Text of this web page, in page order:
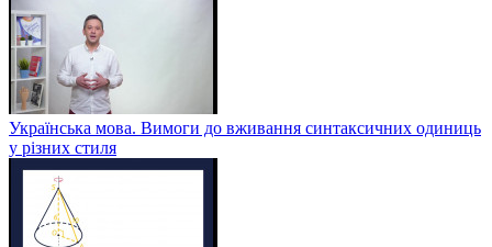
Українська мова. Вимоги до вживання синтаксичних одиниць
у різних стиля